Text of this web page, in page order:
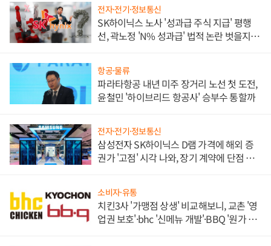
전자·전기·정보통신
SK하이닉스 노사 '성과급 주식 지급' 평행
선, 곽노정 'N% 성과급' 법적 논란 벗을지 주
항공·물류
파라타항공 내년 미주 장거리 노선 첫 도전,
윤철민 '하이브리드 항공사' 승부수 통할까
전자·전기·정보통신
삼성전자 SK하이닉스 D램 가격에 해외 증
권가 '고점' 시각 나와, 장기 계약에 단점 부
소비자·유통
치킨3사 '가맹점 상생' 비교해보니, 교촌 '영
업권 보호'·bhc '신메뉴 개발'·BBQ '원가 부